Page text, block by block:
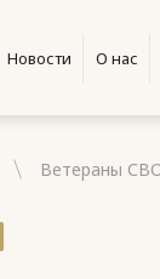
Новости О нас
Ветераны